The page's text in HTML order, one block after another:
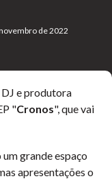
de 2022
e produtora
"Cronos", que vai
grande espaço
apresentações o